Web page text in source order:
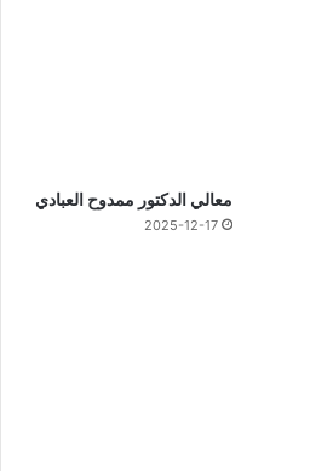
معالي الدكتور ممدوح العبادي
2025-12-17